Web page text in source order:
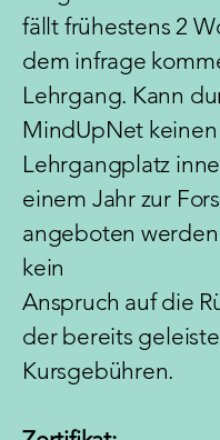
fällt frühestens 2
dem infrage
Lehrgang. Kann
MindUpNet keinen
Lehrgangplatz
einem Jahr zur
angeboten
kein
Anspruch auf die
der bereits
Kursgebühren.